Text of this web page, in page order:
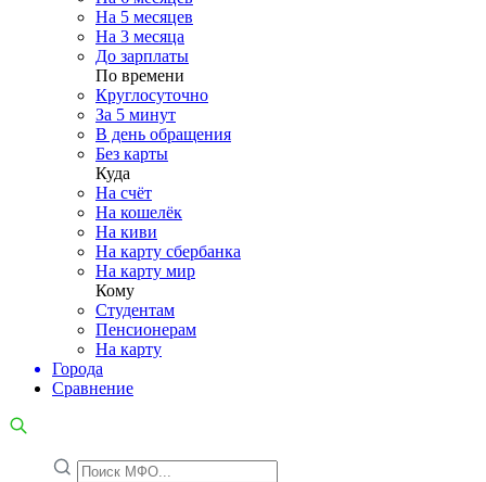
На 5 месяцев
На 3 месяца
До зарплаты
По времени
Круглосуточно
За 5 минут
В день обращения
Без карты
Куда
На счёт
На кошелёк
На киви
На карту сбербанка
На карту мир
Кому
Студентам
Пенсионерам
На карту
Города
Сравнение